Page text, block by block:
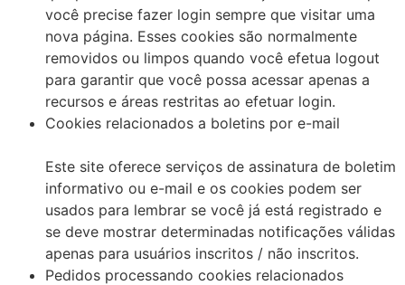
você precise fazer login sempre que visitar uma
nova página. Esses cookies são normalmente
removidos ou limpos quando você efetua logout
para garantir que você possa acessar apenas a
recursos e áreas restritas ao efetuar login.
Cookies relacionados a boletins por e-mail
Este site oferece serviços de assinatura de boletim
informativo ou e-mail e os cookies podem ser
usados ​​para lembrar se você já está registrado e
se deve mostrar determinadas notificações válidas
apenas para usuários inscritos / não inscritos.
Pedidos processando cookies relacionados